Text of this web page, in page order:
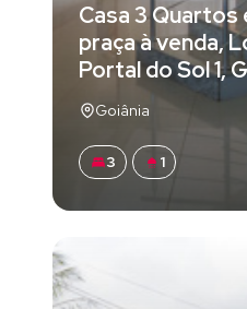
Casa 3
praça à venda,
Portal do Sol 1,
Goiânia
3 1